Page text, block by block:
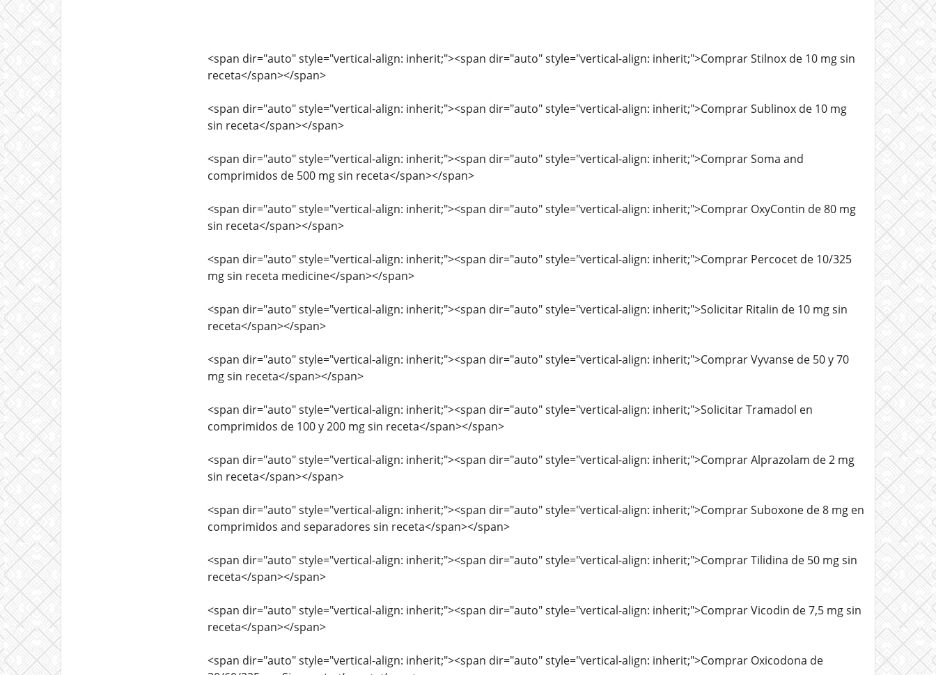
<span dir="auto" style="vertical-align: inherit;"><span dir="auto" style="vertical-align: inherit;">Comprar Stilnox de 10 mg sin
receta</span></span>
<span dir="auto" style="vertical-align: inherit;"><span dir="auto" style="vertical-align: inherit;">Comprar Sublinox de 10 mg
sin receta</span></span>
<span dir="auto" style="vertical-align: inherit;"><span dir="auto" style="vertical-align: inherit;">Comprar Soma and
comprimidos de 500 mg sin receta</span></span>
<span dir="auto" style="vertical-align: inherit;"><span dir="auto" style="vertical-align: inherit;">Comprar OxyContin de 80 mg
sin receta</span></span>
<span dir="auto" style="vertical-align: inherit;"><span dir="auto" style="vertical-align: inherit;">Comprar Percocet de 10/325
mg sin receta medicine</span></span>
<span dir="auto" style="vertical-align: inherit;"><span dir="auto" style="vertical-align: inherit;">Solicitar Ritalin de 10 mg sin
receta</span></span>
<span dir="auto" style="vertical-align: inherit;"><span dir="auto" style="vertical-align: inherit;">Comprar Vyvanse de 50 y 70
mg sin receta</span></span>
<span dir="auto" style="vertical-align: inherit;"><span dir="auto" style="vertical-align: inherit;">Solicitar Tramadol en
comprimidos de 100 y 200 mg sin receta</span></span>
<span dir="auto" style="vertical-align: inherit;"><span dir="auto" style="vertical-align: inherit;">Comprar Alprazolam de 2 mg
sin receta</span></span>
<span dir="auto" style="vertical-align: inherit;"><span dir="auto" style="vertical-align: inherit;">Comprar Suboxone de 8 mg en
comprimidos and separadores sin receta</span></span>
<span dir="auto" style="vertical-align: inherit;"><span dir="auto" style="vertical-align: inherit;">Comprar Tilidina de 50 mg sin
receta</span></span>
<span dir="auto" style="vertical-align: inherit;"><span dir="auto" style="vertical-align: inherit;">Comprar Vicodin de 7,5 mg sin
receta</span></span>
<span dir="auto" style="vertical-align: inherit;"><span dir="auto" style="vertical-align: inherit;">Comprar Oxicodona de